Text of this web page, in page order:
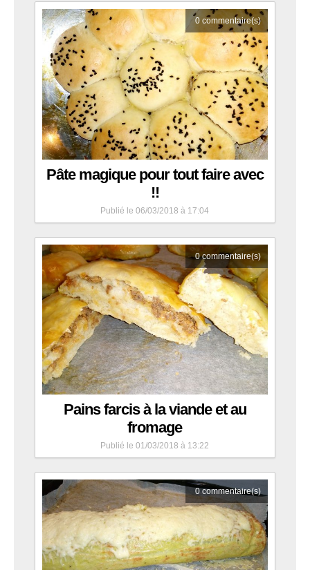
0 commentaire(s)
Pâte magique pour tout faire avec
!!
Publié le 06/03/2018 à 17:04
0commentaire(s)
Pains farcis à la viande et au
fromage
Publié le 01/03/2018 à 13:22
0commentaire(s)